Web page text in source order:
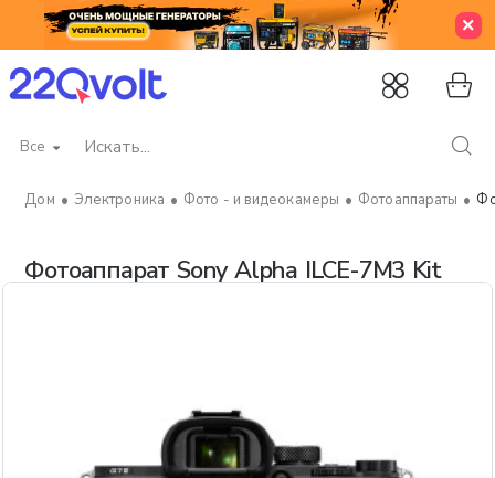
Все
Искать...
Фотоаппарат Sony Alpha ILCE-7M3 Kit
Электроника Фото - и видеокамеры Фотоаппараты